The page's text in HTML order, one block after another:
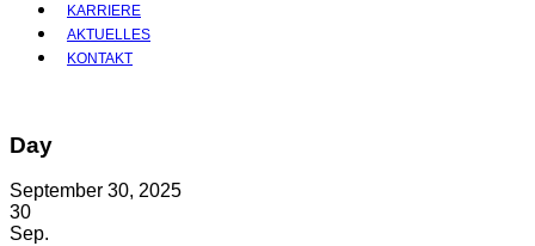
KARRIERE
AKTUELLES
KONTAKT
Day
September 30, 2025
30
Sep.